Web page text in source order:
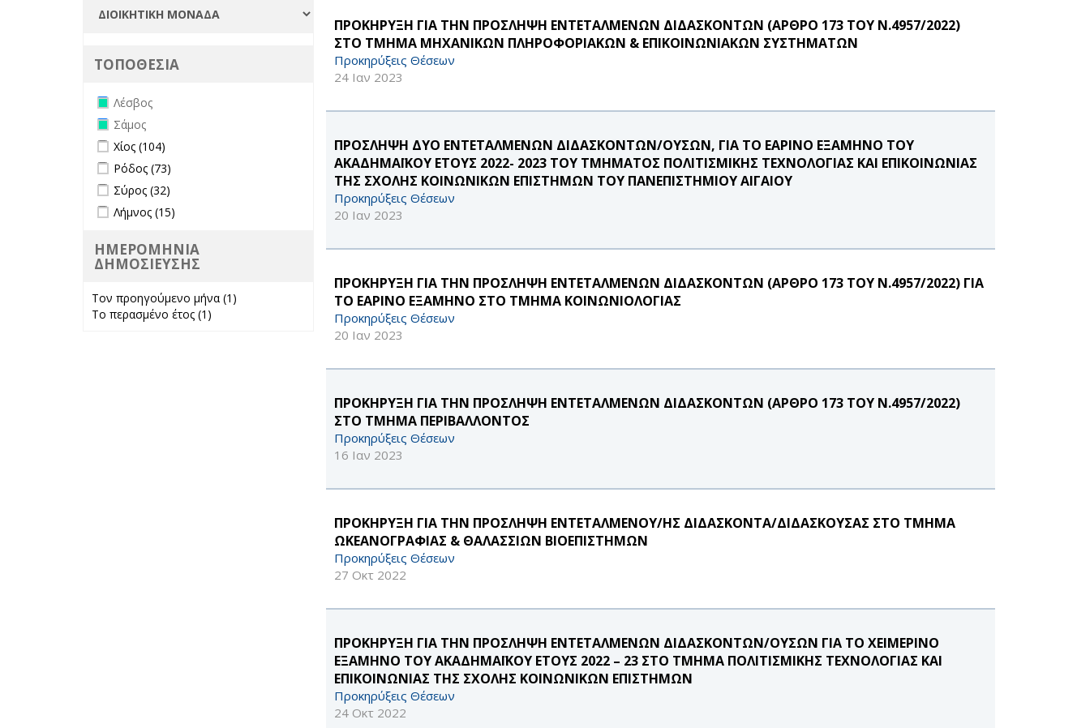
ΠΡΟΚΗΡΥΞΗ ΓΙΑ ΤΗΝ ΠΡΟΣΛΗΨΗ ΕΝΤΕΤΑΛΜΕΝΩΝ ΔΙΔΑΣΚΟΝΤΩΝ (ΑΡΘΡΟ 173 ΤΟΥ Ν.4957/2022)
ΣΤΟ ΤΜΗΜΑ ΜΗΧΑΝΙΚΩΝ ΠΛΗΡΟΦΟΡΙΑΚΩΝ & ΕΠΙΚΟΙΝΩΝΙΑΚΩΝ ΣΥΣΤΗΜΑΤΩΝ
Προκηρύξεις Θέσεων
24 Ιαν 2023
ΠΡΟΣΛΗΨΗ ΔΥΟ ΕΝΤΕΤΑΛΜΕΝΩΝ ΔΙΔΑΣΚΟΝΤΩΝ/ΟΥΣΩΝ, ΓΙΑ ΤΟ ΕΑΡΙΝΟ ΕΞΑΜΗΝΟ ΤΟΥ
ΑΚΑΔΗΜΑΪΚΟΥ ΕΤΟΥΣ 2022- 2023 ΤΟΥ ΤΜΗΜΑΤΟΣ ΠΟΛΙΤΙΣΜΙΚΗΣ ΤΕΧΝΟΛΟΓΙΑΣ ΚΑΙ ΕΠΙΚΟΙΝΩΝΙΑΣ
ΤΗΣ ΣΧΟΛΗΣ ΚΟΙΝΩΝΙΚΩΝ ΕΠΙΣΤΗΜΩΝ ΤΟΥ ΠΑΝΕΠΙΣΤΗΜΙΟΥ ΑΙΓΑΙΟΥ
Προκηρύξεις Θέσεων
20 Ιαν 2023
ΠΡΟΚΗΡΥΞΗ ΓΙΑ ΤΗΝ ΠΡΟΣΛΗΨΗ ΕΝΤΕΤΑΛΜΕΝΩΝ ΔΙΔΑΣΚΟΝΤΩΝ (ΑΡΘΡΟ 173 ΤΟΥ Ν.4957/2022) ΓΙΑ
ΤΟ ΕΑΡΙΝΟ ΕΞΑΜΗΝΟ ΣΤΟ ΤΜΗΜΑ ΚΟΙΝΩΝΙΟΛΟΓΙΑΣ
Προκηρύξεις Θέσεων
20 Ιαν 2023
ΠΡΟΚΗΡΥΞΗ ΓΙΑ ΤΗΝ ΠΡΟΣΛΗΨΗ ΕΝΤΕΤΑΛΜΕΝΩΝ ΔΙΔΑΣΚΟΝΤΩΝ (ΑΡΘΡΟ 173 ΤΟΥ Ν.4957/2022)
ΣΤΟ ΤΜΗΜΑ ΠΕΡΙΒΑΛΛΟΝΤΟΣ
Προκηρύξεις Θέσεων
16 Ιαν 2023
ΠΡΟΚΗΡΥΞΗ ΓΙΑ ΤΗΝ ΠΡΟΣΛΗΨΗ ΕΝΤΕΤΑΛΜΕΝΟΥ/ΗΣ ΔΙΔΑΣΚΟΝΤΑ/ΔΙΔΑΣΚΟΥΣΑΣ ΣΤΟ ΤΜΗΜΑ
ΩΚΕΑΝΟΓΡΑΦΙΑΣ & ΘΑΛΑΣΣΙΩΝ ΒΙΟΕΠΙΣΤΗΜΩΝ
Προκηρύξεις Θέσεων
27 Οκτ 2022
ΠΡΟΚΗΡΥΞΗ ΓΙΑ ΤΗΝ ΠΡΟΣΛΗΨΗ ΕΝΤΕΤΑΛΜΕΝΩΝ ΔΙΔΑΣΚΟΝΤΩΝ/ΟΥΣΩΝ ΓΙΑ ΤΟ ΧΕΙΜΕΡΙΝΟ
ΕΞΑΜΗΝΟ ΤΟΥ ΑΚΑΔΗΜΑΪΚΟΥ ΕΤΟΥΣ 2022 – 23 ΣΤΟ ΤΜΗΜΑ ΠΟΛΙΤΙΣΜΙΚΗΣ ΤΕΧΝΟΛΟΓΙΑΣ ΚΑΙ
ΕΠΙΚΟΙΝΩΝΙΑΣ ΤΗΣ ΣΧΟΛΗΣ ΚΟΙΝΩΝΙΚΩΝ ΕΠΙΣΤΗΜΩΝ
Προκηρύξεις Θέσεων
24 Οκτ 2022
ΤΟΠΟΘΕΣΙΑ
Remove Λέσβος filter
Λέσβος
Remove Σάμος filter
Σάμος
Apply Χίος filter
Χίος (104)
Apply Ρόδος filter
Ρόδος (73)
Apply Σύρος filter
Σύρος (32)
Apply Λήμνος filter
Λήμνος (15)
ΗΜΕΡΟΜΗΝΙΑ
ΔΗΜΟΣΙΕΥΣΗΣ
Τον προηγούμενο μήνα (1)
Το περασμένο έτος (1)